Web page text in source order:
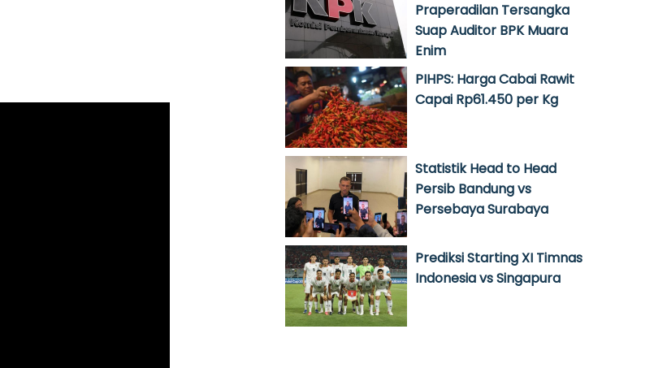
Praperadilan Tersangka
Suap Auditor BPK Muara
Enim
PIHPS: Harga Cabai Rawit
Capai Rp61.450 per Kg
Statistik Head to Head
Persib Bandung vs
Persebaya Surabaya
Prediksi Starting XI Timnas
Indonesia vs Singapura